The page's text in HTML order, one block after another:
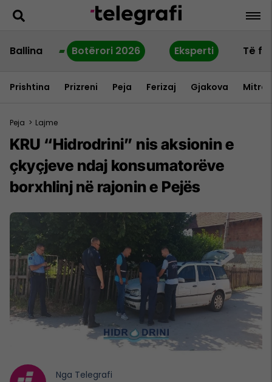
Ballina Botërori 2026 Eksperti Të
Prishtina Prizreni Peja Ferizaj Gjakova
Peja > Lajme
KRU “Hidrodrini” nis aksionin e
çkyçjeve ndaj konsumatorëve
borxhlinj në rajonin e Pejës
Nga Telegrafi